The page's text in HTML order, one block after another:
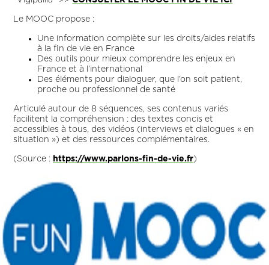
Le MOOC propose :
Une information complète sur les droits/aides relatifs
à la fin de vie en France
Des outils pour mieux comprendre les enjeux en
France et à l’international
Des éléments pour dialoguer, que l’on soit patient,
proche ou professionnel de santé
Articulé autour de 8 séquences, ses contenus variés
facilitent la compréhension : des textes concis et
accessibles à tous, des vidéos (interviews et dialogues « en
situation ») et des ressources complémentaires.
(Source : https://www.parlons-fin-de-vie.fr)